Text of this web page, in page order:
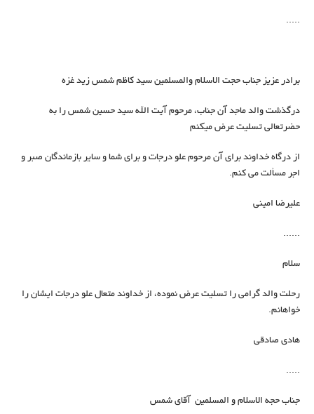
.....
برادر عزیز جناب حجت الاسلام والمسلمین سید کاظم شمس زید غزه
درگذشت والد ماجد آن جناب، مرحوم آیت الله سید حسین شمس را به
حضرتعالی تسلیت عرض میکنم
از درگاه خداوند برای آن مرحوم علو درجات و برای شما و سایر بازماندگان صبر و
اجر مسألت می کنم.
علیرضا امینی
......
سلام
رحلت والد گرامی را تسلیت عرض نموده، از خداوند متعال علو درجات ایشان را
خواهانم.
هادی صادقی
.....
جناب حجه الاسلام و المسلمین آقای شمس